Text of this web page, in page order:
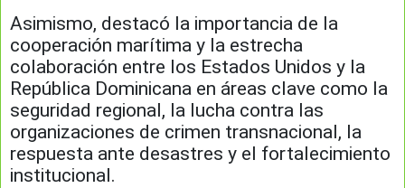
Asimismo, destacó la importancia de la
cooperación marítima y la estrecha
colaboración entre los Estados Unidos y la
República Dominicana en áreas clave como la
seguridad regional, la lucha contra las
organizaciones de crimen transnacional, la
respuesta ante desastres y el fortalecimiento
institucional.